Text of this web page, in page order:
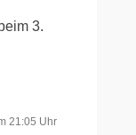
3.
21:05 Uhr